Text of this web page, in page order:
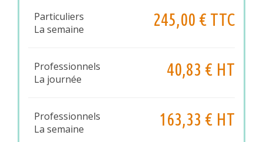
Particuliers
La semaine
245,00 € TTC
Professionnels
La journée
40,83 € HT
Professionnels
La semaine
163,33 € HT